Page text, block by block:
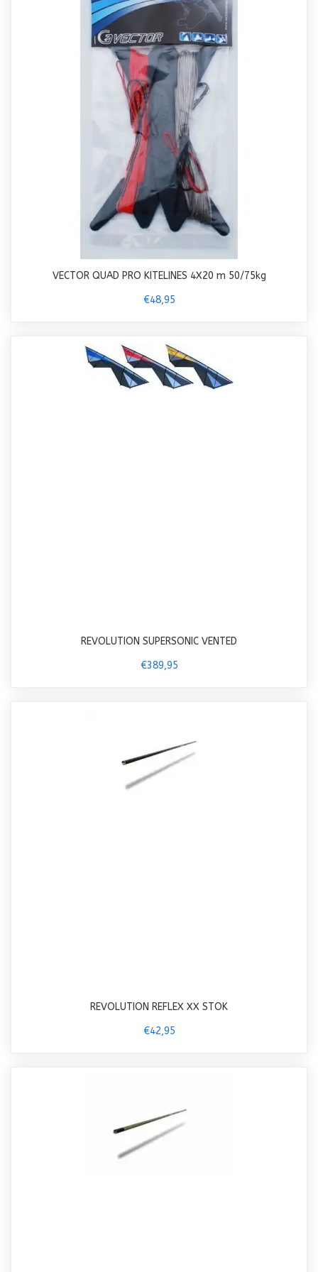
VECTOR QUAD PRO KITELINES 4X20 m 50/75kg
€48,95
REVOLUTION SUPERSONIC VENTED
€389,95
REVOLUTION REFLEX XX STOK
€42,95